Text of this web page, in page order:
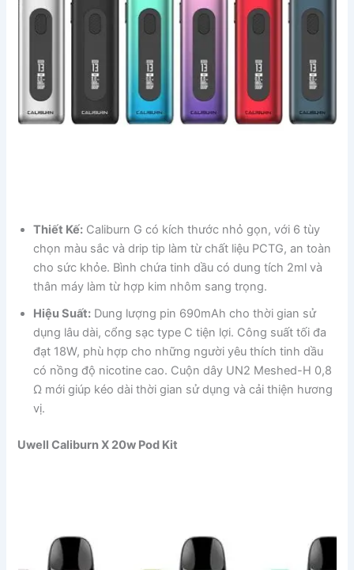
Thiết Kế: Caliburn G có kích thước nhỏ gọn, với 6 tùy
chọn màu sắc và drip tip làm từ chất liệu PCTG, an toàn
cho sức khỏe. Bình chứa tinh dầu có dung tích 2ml và
thân máy làm từ hợp kim nhôm sang trọng.
Hiệu Suất: Dung lượng pin 690mAh cho thời gian sử
dụng lâu dài, cổng sạc type C tiện lợi. Công suất tối đa
đạt 18W, phù hợp cho những người yêu thích tinh dầu
có nồng độ nicotine cao. Cuộn dây UN2 Meshed-H 0,8
Ω mới giúp kéo dài thời gian sử dụng và cải thiện hương
vị.
Uwell Caliburn X 20w Pod Kit